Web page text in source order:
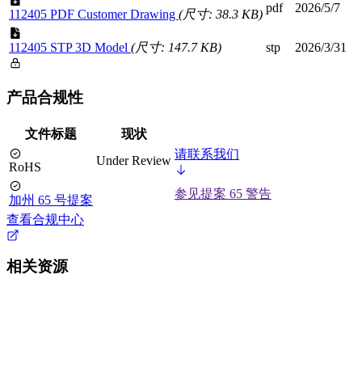
112405 PDF Customer Drawing (尺寸: 38.3 KB) pdf 2026/5/7
112405 STP 3D Model (尺寸: 147.7 KB) stp 2026/3/31
产品合规性
文件标题 现状
RoHS Under Review 请联系我们
加州 65 号提案
参见提案 65 警告
查看合规中心
相关资源